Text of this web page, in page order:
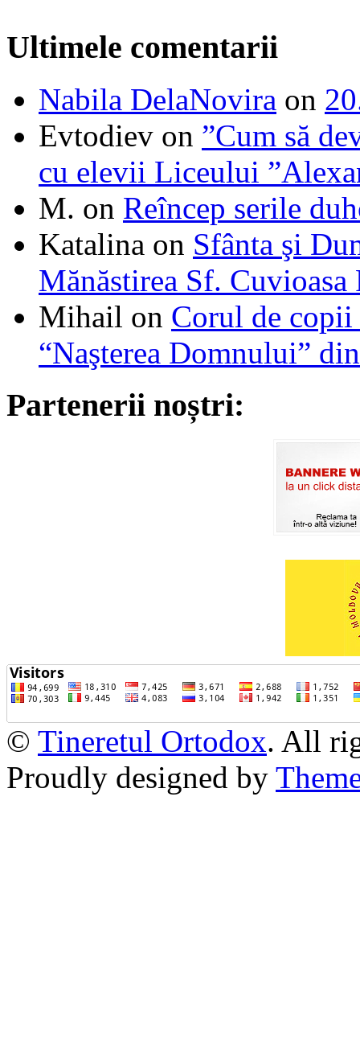
Ultimele comentarii
Nabila DelaNovira on
Evtodiev on ”Cum să
cu elevii Liceului
M. on Reîncep serile
Katalina on Sfânta şi
Mănăstirea Sf. Cuvioasa
Mihail on Corul de
“Naşterea Domnului”
Partenerii noștri:
© Tineretul Ortodox. All
Proudly designed by